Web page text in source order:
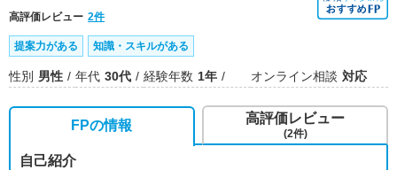
高評価レビュー 2件
提案力がある 知識・スキルがある
性別 男性 年代 30代 経験年数 1年 オンライン相談 対応
FPの情報
自己紹介
高評価レビュー
(2件)